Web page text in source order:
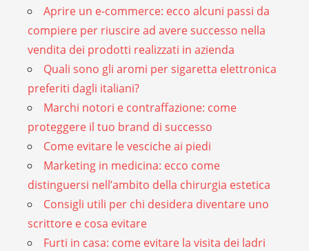
Aprire un e-commerce: ecco alcuni passi da
compiere per riuscire ad avere successo nella
vendita dei prodotti realizzati in azienda
Quali sono gli aromi per sigaretta elettronica
preferiti dagli italiani?
Marchi notori e contraffazione: come
proteggere il tuo brand di successo
Come evitare le vesciche ai piedi
Marketing in medicina: ecco come
distinguersi nell’ambito della chirurgia estetica
Consigli utili per chi desidera diventare uno
scrittore e cosa evitare
Furti in casa: come evitare la visita dei ladri